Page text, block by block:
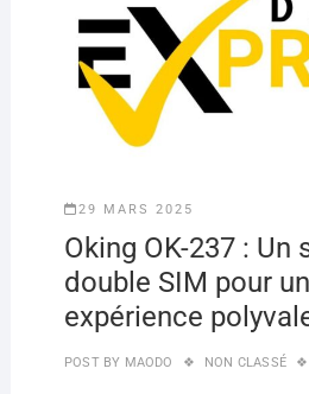
29 MARS 2025
Oking OK-237 : Un
double SIM pour
expérience
POST BY MAODO NON CLASSÉ